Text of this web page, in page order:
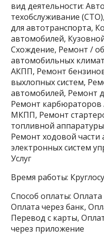
вид деятельности:
техобслуживание
для автотранспорта,
автомобилей,
Схождение, Ремонт /
автомобильных
АКПП, Ремонт
выхлопных систем,
автомобилей, Ремонт
Ремонт
МКПП, Ремонт
топливной
Ремонт ходовой
электронных систем
Услуг
Время работы:
Способ оплаты:
Оплата через банк,
Перевод с карты,
через приложение